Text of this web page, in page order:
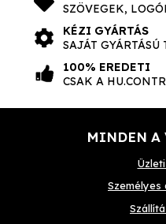
SZÖVEGEK,
KÉZI GYÁRTÁS
SAJÁT GYÁRTÁSÚ
100% EREDETI
CSAK A
MINDEN A
Személyes